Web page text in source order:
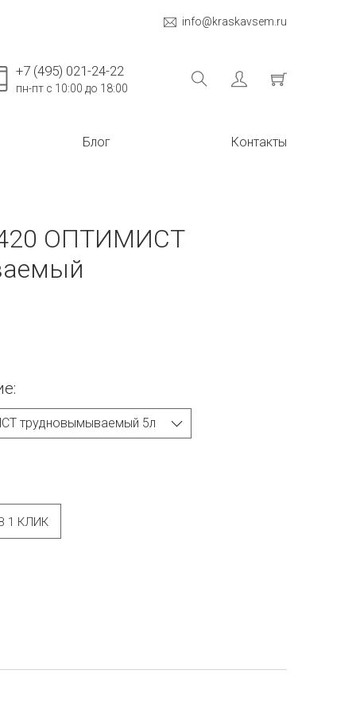
info@kraskavsem.ru
+7 (495) 021-24-22
пн-пт с 10:00 до 18:00
Блог Контакты
ОПТИМИСТ
1 КЛИК